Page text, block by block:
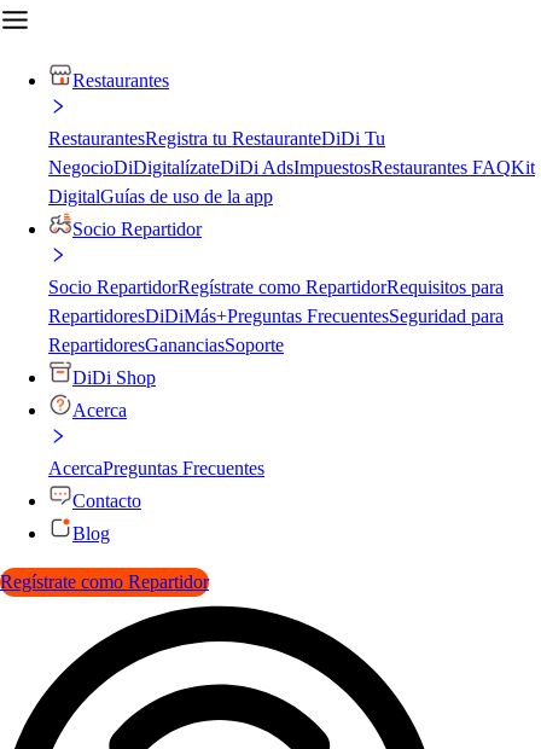
Restaurantes
RestaurantesRegistra tu RestauranteDiDi Tu
NegocioDiDigitalízateDiDi AdsImpuestosRestaurantes FAQKit
DigitalGuías de uso de la app
Socio Repartidor
Socio RepartidorRegístrate como RepartidorRequisitos para
RepartidoresDiDiMás+Preguntas FrecuentesSeguridad para
RepartidoresGananciasSoporte
DiDi Shop
Acerca
AcercaPreguntas Frecuentes
Contacto
Blog
Regístrate como Repartidor